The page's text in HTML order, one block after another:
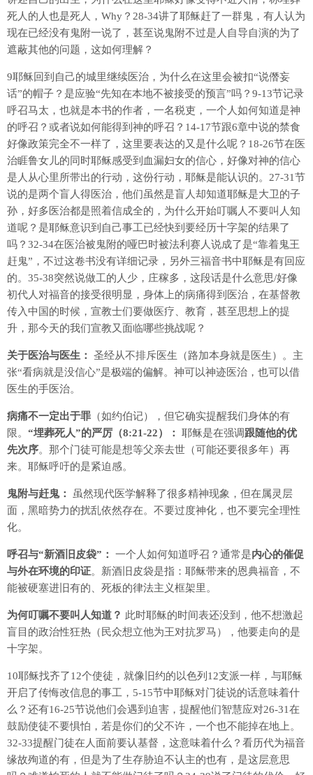
死人的人也是死人，Why？28-34讲了耶稣赶了一群鬼，有人认为
现在已经没有鬼附一说了，甚至说鬼附不过是人自导自演的为了
遮蔽其他的问题，这如何理解？
9耶稣回到自己的城里继续医治，为什么在这里会被扣“说僭妄
话”的帽子？是应验“先知在本地不被接受的预言”吗？9-13节记录
呼召马太，也就是本书的作者，一名税吏，一个人如何知道是神
的呼召？或者说如何能得到神的呼召？14-17节跟6章中说的禁食
好像政策完全不一样了，这里要表达的又是什么呢？18-26节在医
治睚鲁女儿的同时耶稣感受到血漏妇女的信心，好像对神的信心
是人从心里所带出的行动，这份行动，耶稣是能认识的。27-31节
说的是两个盲人得医治，他们虽然是盲人却知道耶稣是大卫的子
孙，好多医治都是照着信成全的，为什么开始叮嘱人不要叫人知
道呢？是耶稣意识到自己事工已经快到要经历十字架的结果了
吗？32-34在医治被鬼附的哑巴时被法利赛人说成了是“靠着鬼王
赶鬼”，不过这卷书没有详细记录，另外三福音书中耶稣是有回应
的。35-38突然说做工的人少，庄稼多，这段话是什么意思/好像
初代人对福音的接受很明显，身体上的病痛得到医治，在基督教
传入中国的时候，宣教士们要做医疗、教育，甚至思想上的提
升，那今天的我们宣教又面临哪些挑战呢？
关于医治与医生：
圣经从不排斥医生（路加本身就是医生）。主
张“看病就是没信心”是极端的偏解。神可以神迹医治，也可以借
医生的手医治。
病痛不一定出于罪 （如约伯记），但它确实提醒我们身体的有
限。 “埋葬死人”的严厉（8:21-22）： 耶稣是在强调跟随他的优
先次序。那个门徒可能是想等父亲去世（可能还要很多年）再
来。耶稣呼吁的是紧迫感。
鬼附与赶鬼：
虽然现代医学解释了很多精神现象，但在属灵层
面，黑暗势力的扰乱依然存在。不要过度神化，也不要完全理性
化。
呼召与“新酒旧皮袋”： 一个人如何知道呼召？通常是内心的催促
与外在环境的印证。新酒旧皮袋是指：耶稣带来的恩典福音，不
能被硬塞进旧有的、死板的律法主义框架里。
为何叮嘱不要叫人知道？ 此时耶稣的时间表还没到，他不想激起
盲目的政治性狂热（民众想立他为王对抗罗马），他要走向的是
十字架。
10耶稣找齐了12个使徒，就像旧约的以色列12支派一样，与耶稣
开启了传悔改信息的事工，5-15节中耶稣对门徒说的话意味着什
么？还有16-25节说他们会遇到迫害，提醒他们智慧应对26-31在
鼓励使徒不要惧怕，若是你们的父不许，一个也不能掉在地上。
32-33提醒门徒在人面前要认基督，这意味着什么？看历代为福音
缘故殉道的有，但是为了生存胁迫不认主的也有，是这层意思